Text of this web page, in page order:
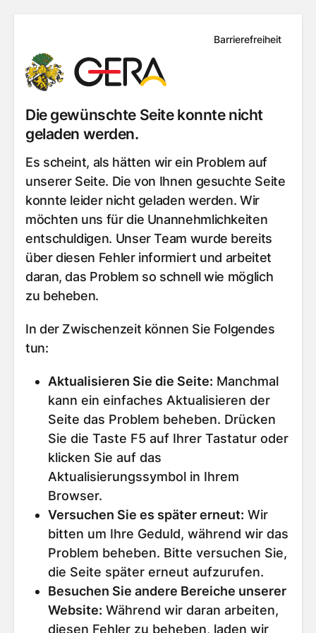
Barrierefreiheit
Die gewünschte Seite konnte nicht
geladen werden.
Es scheint, als hätten wir ein Problem auf
unserer Seite. Die von Ihnen gesuchte Seite
konnte leider nicht geladen werden. Wir
möchten uns für die Unannehmlichkeiten
entschuldigen. Unser Team wurde bereits
über diesen Fehler informiert und arbeitet
daran, das Problem so schnell wie möglich
zu beheben.
In der Zwischenzeit können Sie Folgendes
tun:
Aktualisieren Sie die Seite: Manchmal
kann ein einfaches Aktualisieren der
Seite das Problem beheben. Drücken
Sie die Taste F5 auf Ihrer Tastatur oder
klicken Sie auf das
Aktualisierungssymbol in Ihrem
Browser.
Versuchen Sie es später erneut: Wir
bitten um Ihre Geduld, während wir das
Problem beheben. Bitte versuchen Sie,
die Seite später erneut aufzurufen.
Besuchen Sie andere Bereiche unserer
Website: Während wir daran arbeiten,
diesen Fehler zu beheben, laden wir